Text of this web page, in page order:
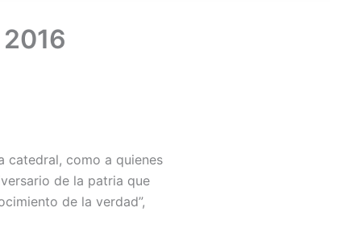
catedral, como a quienes
de la patria que
de la verdad”,